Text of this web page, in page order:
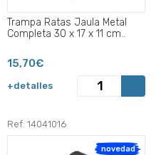
Trampa Ratas Jaula Metal
Completa 30 x 17 x 11 cm..
15,70€
+detalles
Ref: 14041016
novedad